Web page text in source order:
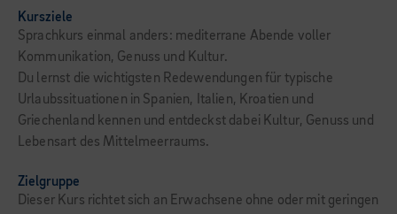
Kursziele
Sprachkurs einmal anders: mediterrane Abende voller
Kommunikation, Genuss und Kultur.
Du lernst die wichtigsten Redewendungen für typische
Urlaubssituationen in Spanien, Italien, Kroatien und
Griechenland kennen und entdeckst dabei Kultur, Genuss und
Lebensart des Mittelmeerraums.
Zielgruppe
Dieser Kurs richtet sich an Erwachsene ohne oder mit geringen